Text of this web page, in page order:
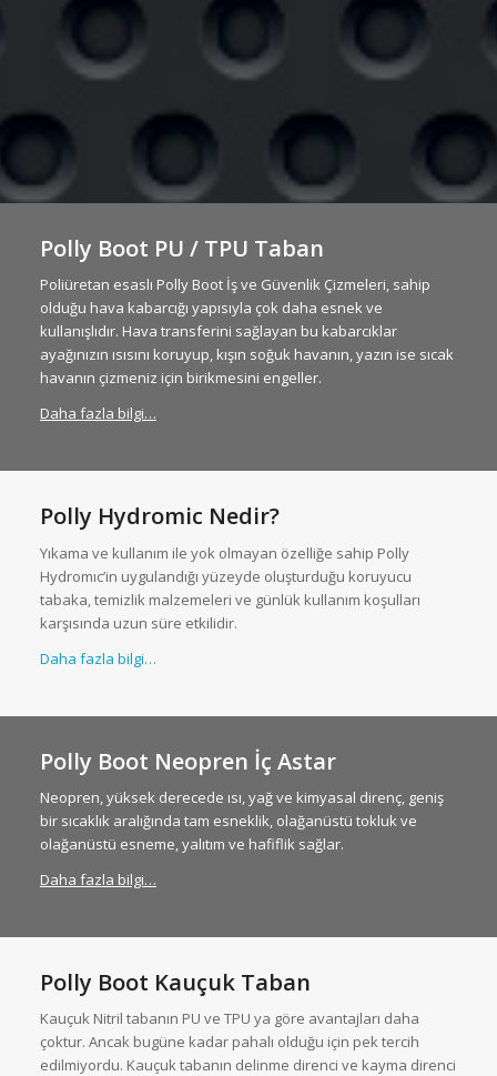
Polly Boot PU / TPU Taban
Poliüretan esaslı Polly Boot İş ve Güvenlik Çizmeleri, sahip
olduğu hava kabarcığı yapısıyla çok daha esnek ve
kullanışlıdır. Hava transferini sağlayan bu kabarcıklar
ayağınızın ısısını koruyup, kışın soğuk havanın, yazın ise sıcak
havanın çizmeniz için birikmesini engeller.
Daha fazla bilgi…
Polly Hydromic Nedir?
Yıkama ve kullanım ile yok olmayan özelliğe sahip Polly
Hydromıc’in uygulandığı yüzeyde oluşturduğu koruyucu
tabaka, temizlik malzemeleri ve günlük kullanım koşulları
karşısında uzun süre etkilidir.
Daha fazla bilgi…
Polly Boot Neopren İç Astar
Neopren, yüksek derecede ısı, yağ ve kimyasal direnç, geniş
bir sıcaklık aralığında tam esneklik, olağanüstü tokluk ve
olağanüstü esneme, yalıtım ve hafiflik sağlar.
Daha fazla bilgi…
Polly Boot Kauçuk Taban
Kauçuk Nitril tabanın PU ve TPU ya göre avantajları daha
çoktur. Ancak bugüne kadar pahalı olduğu için pek tercih
edilmiyordu. Kauçuk tabanın delinme direnci ve kayma direnci